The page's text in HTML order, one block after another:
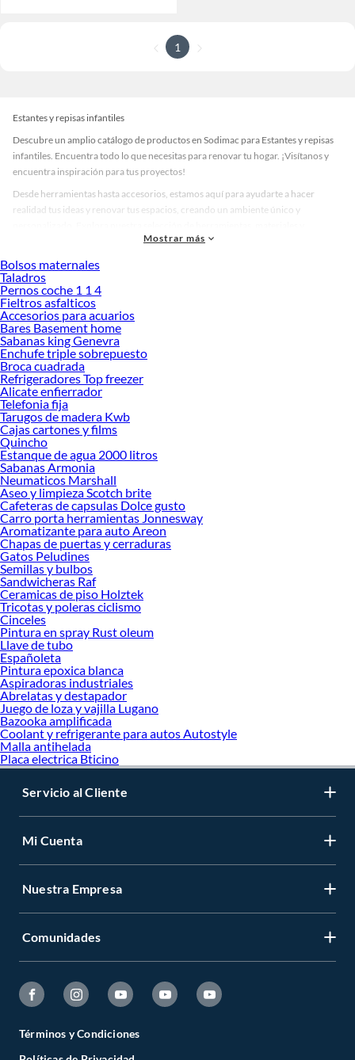
1
Estantes y repisas infantiles
Descubre un amplio catálogo de productos en Sodimac para Estantes y repisas
infantiles. Encuentra todo lo que necesitas para renovar tu hogar. ¡Visítanos y
encuentra inspiración para tus proyectos!
Desde herramientas hasta accesorios, estamos aquí para ayudarte a hacer
realidad tus ideas y renovar tus espacios, creando un ambiente único y
accesorios de calidad que te ayudarán a crear un espacio más tú.
Desde remodelaciones hasta proyectos de decoración, estamos aquí para hacer
tus ideas realidad. ¡Visítanos y encuentra todo lo que tenemos para ofrecerte en
Estantes y repisas infantiles!
Explora la variedad de productos de Estantes y repisas infantiles en
Sodimac
Herramientas, materiales y accesorios de calidad para tus proyectos y
renovación de espacios. ¡Visítanos y descubre todo lo que tenemos para
ofrecerte!
Encuentra una amplia variedad de productos de Estantes y repisas infantiles en
Sodimac. Encuentra todo lo necesario para tus proyectos de renovación y
decoración. ¡Visítanos y haz tus ideas realidad!
Mostrar más
Bolsos maternales
Taladros
Pernos coche 1 1 4
Fieltros asfalticos
Accesorios para acuarios
Bares Basement home
Sabanas king Genevra
Enchufe triple sobrepuesto
Broca cuadrada
Refrigeradores Top freezer
Alicate enfierrador
Telefonia fija
Tarugos de madera Kwb
Cajas cartones y films
Quincho
Estanque de agua 2000 litros
Sabanas Armonia
Neumaticos Marshall
Aseo y limpieza Scotch brite
Cafeteras de capsulas Dolce gusto
Carro porta herramientas Jonnesway
Aromatizante para auto Areon
Chapas de puertas y cerraduras
Gatos Peludines
Semillas y bulbos
Sandwicheras Raf
Ceramicas de piso Holztek
Tricotas y poleras ciclismo
Cinceles
Pintura en spray Rust oleum
Llave de tubo
Españoleta
Pintura epoxica blanca
Aspiradoras industriales
Abrelatas y destapador
Juego de loza y vajilla Lugano
Bazooka amplificada
Coolant y refrigerante para autos Autostyle
Malla antihelada
Placa electrica Bticino
Servicio al Cliente
Mi Cuenta
Nuestra Empresa
Comunidades
Términos y Condiciones